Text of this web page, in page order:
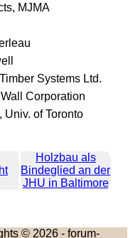
MJMA
Systems Ltd.
Corporation
Univ. of Toronto
Holzbau als
Bindeglied an der
JHU in Baltimore
© 2026 - forum-